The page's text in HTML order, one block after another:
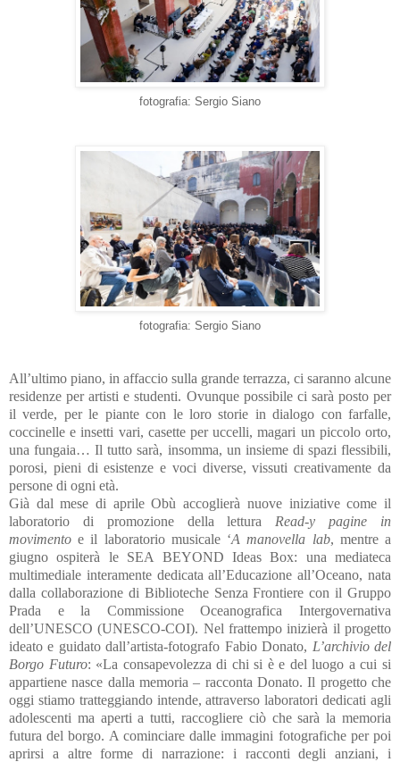
fotografia: Sergio Siano
fotografia: Sergio Siano
All’ultimo piano, in affaccio sulla grande terrazza, ci saranno alcune
residenze per artisti e studenti. Ovunque possibile ci sarà posto per
il verde, per le piante con le loro storie in dialogo con farfalle,
coccinelle e insetti vari, casette per uccelli, magari un piccolo orto,
una fungaia… Il tutto sarà, insomma, un insieme di spazi flessibili,
porosi, pieni di esistenze e voci diverse, vissuti creativamente da
persone di ogni età.
Già dal mese di aprile Obù accoglierà nuove iniziative come il
laboratorio di promozione della lettura Read-y pagine in
movimento e il laboratorio musicale ‘A manovella lab, mentre a
giugno ospiterà le SEA BEYOND Ideas Box: una mediateca
multimediale interamente dedicata all’Educazione all’Oceano, nata
dalla collaborazione di Biblioteche Senza Frontiere con il Gruppo
Prada e la Commissione Oceanografica Intergovernativa
dell’UNESCO (UNESCO-COI). Nel frattempo inizierà il progetto
ideato e guidato dall’artista-fotografo Fabio Donato, L’archivio del
Borgo Futuro: «La consapevolezza di chi si è e del luogo a cui si
appartiene nasce dalla memoria – racconta Donato. Il progetto che
oggi stiamo tratteggiando intende, attraverso laboratori dedicati agli
adolescenti ma aperti a tutti, raccogliere ciò che sarà la memoria
futura del borgo. A cominciare dalle immagini fotografiche per poi
aprirsi a altre forme di narrazione: i racconti degli anziani, i